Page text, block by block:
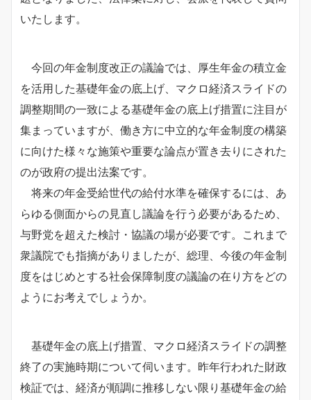
いたします。
今回の年金制度改正の議論では、厚生年金の積立金
を活用した基礎年金の底上げ、マクロ経済スライドの
調整期間の一致による基礎年金の底上げ措置に注目が
集まっていますが、働き方に中立的な年金制度の構築
に向けた様々な施策や重要な論点が置き去りにされた
のが政府の提出法案です。
将来の年金受給世代の給付水準を確保するには、あ
らゆる側面からの見直し議論を行う必要があるため、
与野党を超えた検討・協議の場が必要です。これまで
衆議院でも指摘がありましたが、総理、今後の年金制
度をはじめとする社会保障制度の議論の在り方をどの
ようにお考えでしょうか。
基礎年金の底上げ措置、マクロ経済スライドの調整
終了の実施時期について伺います。昨年行われた財政
検証では、経済が順調に推移しない限り基礎年金の給